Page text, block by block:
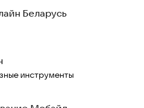
Беларусь
инструменты